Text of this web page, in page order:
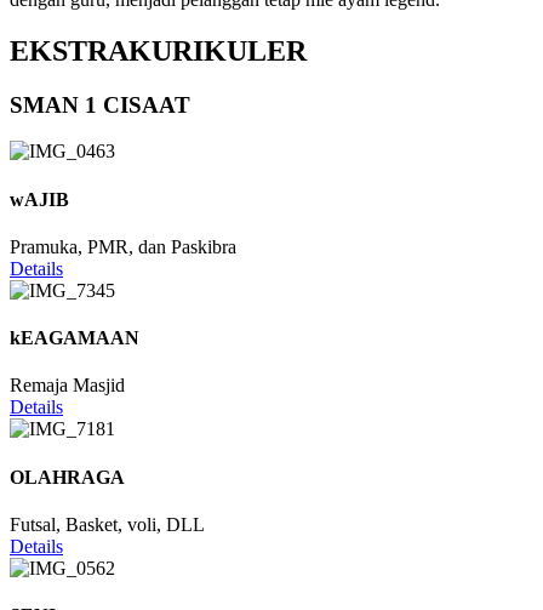
EKSTRAKURIKULER
SMAN 1 CISAAT
wAJIB
Pramuka, PMR, dan Paskibra
Details
kEAGAMAAN
Remaja Masjid
Details
OLAHRAGA
Futsal, Basket, voli, DLL
Details